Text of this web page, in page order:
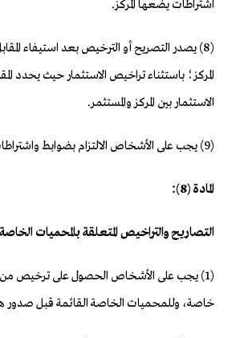
اشتراطات يضعها المركز.
(8) يصدر التصريح أو الترخيص بعد استيفاء
المركز؛ باستثناء تراخيص الاستثمار حيث يحدد
الاستثمار بين المركز والمستثمر.
(9) يجب على الأشخاص الالتزام بضوابط واشتراطات التصريح أو الترخيص.
المادة (8):
التصاريح والتراخيص المتعلقة بالمحميات الخاصة
(1) يجب على الأشخاص الحصول على ترخيص من
خاصة، وللمحميات الخاصة القائمة قبل صدور